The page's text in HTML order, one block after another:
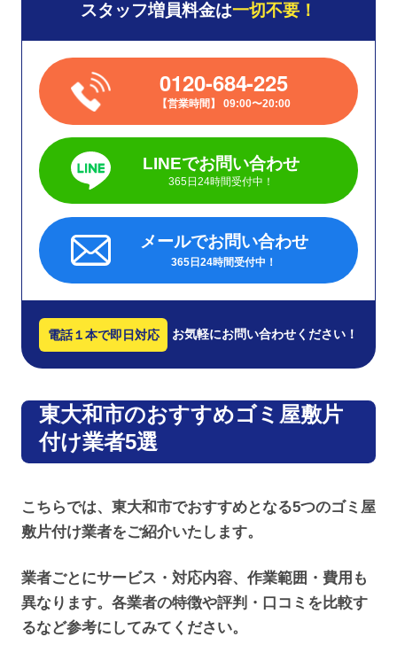
スタッフ増員料金は一切不要！
0120-684-225
営業時間 09:00〜20:00
LINEでお問い合わせ
365日24時間受付中！
メールでお問い合わせ
365日24時間受付中！
電話１本で即日対応 お気軽にお問い合わせください！
東大和市のおすすめゴミ屋敷片
付け業者5選
こちらでは、東大和市でおすすめとなる5つのゴミ屋
敷片付け業者をご紹介いたします。
業者ごとにサービス・対応内容、作業範囲・費用も
異なります。各業者の特徴や評判・口コミを比較す
るなど参考にしてみてください。